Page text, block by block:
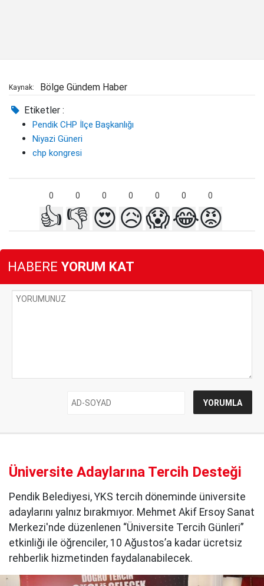
Kaynak: Bölge Gündem Haber
Etiketler :
Pendik CHP İlçe Başkanlığı
Niyazi Güneri
chp kongresi
0 0 0 0 0 0 0
👍 👎 😍😥😱😂😡
HABERE YORUM KAT
Üniversite Adaylarına Tercih Desteği
Pendik Belediyesi, YKS tercih döneminde üniversite
adaylarını yalnız bırakmıyor. Mehmet Akif Ersoy Sanat
Merkezi'nde düzenlenen “Üniversite Tercih Günleri”
etkinliği ile öğrenciler, 10 Ağustos’a kadar ücretsiz
rehberlik hizmetinden faydalanabilecek.